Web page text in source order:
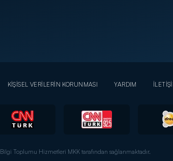
KİŞİSEL VERİLERİN KORUNMASI YARDIM
Bilgi Toplumu Hizmetleri MKK tarafından sağlanmaktadır.